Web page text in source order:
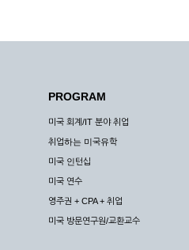
PROGRAM
미국 회계/IT 분야 취업
취업하는 미국유학
미국 인턴십
미국 연수
영주권 + CPA + 취업
미국 방문연구원/교환교수